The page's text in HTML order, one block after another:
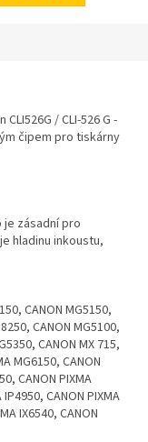
/ CLI-526 G -
čipem pro tiskárny
je zásadní pro
hladinu inkoustu,
CANON MG5150,
CANON MG5100,
CANON MX 715,
MG6150, CANON
CANON PIXMA
CANON PIXMA
IX6540, CANON